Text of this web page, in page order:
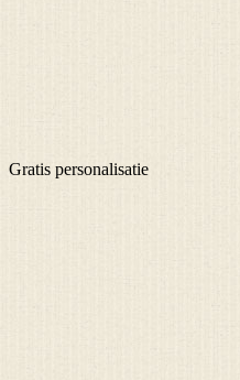
Gratis personalisatie